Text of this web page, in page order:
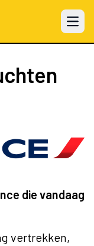
Open
die vandaag
vertrekken,